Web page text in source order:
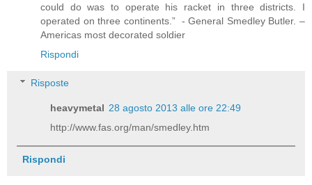
could do was to operate his racket in three districts. I
operated on three continents.” - General Smedley Butler. –
Americas most decorated soldier
Rispondi
Risposte
heavymetal 28 agosto 2013 alle ore 22:49
http://www.fas.org/man/smedley.htm
Rispondi